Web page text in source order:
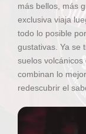
más bellos, más
exclusiva viaja
todo lo posible
gustativas. Ya se
suelos
combinan lo
redescubrir el